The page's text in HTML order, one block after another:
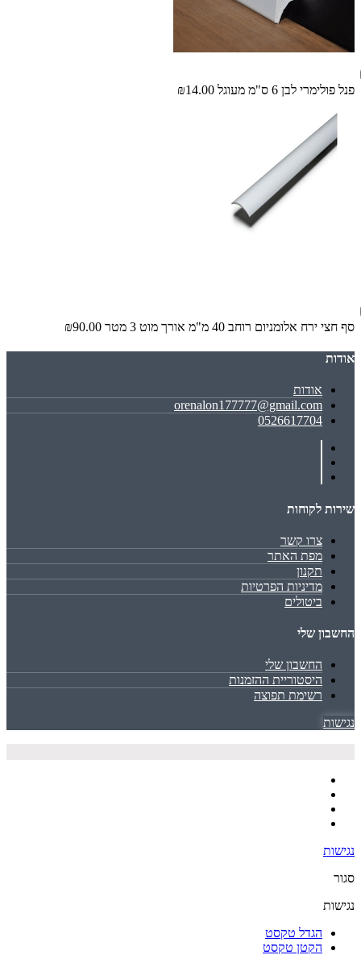
פנל פולימרי לבן 6 ס"מ מעוגל ₪14.00
סף חצי ירח אלומניום רוחב 40 מ"מ אורך מוט 3 מטר ₪90.00
אודות
אודות
orenalon177777@gmail.com
0526617704
שירות לקוחות
צרו קשר
מפת האתר
תקנון
מדיניות הפרטיות
ביטולים
החשבון שלי
החשבון שלי
היסטוריית ההזמנות
רשימת תפוצה
נגישות
נגישות
סגור
נגישות
הגדל טקסט
הקטן טקסט